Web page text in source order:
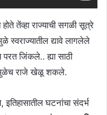
तेंव्हा राज्याची सगळी सूत्रे
स्वराज्यातील द्यावे लागलेले
जिंकले.. ह्या साठी
राजे खेळू शकले.
घटनांचा संदर्भ